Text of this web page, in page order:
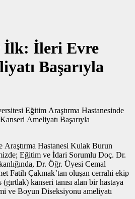
İlk: İleri Evre
Başarıyla
Eğitim Araştırma Hastanesinde
Ameliyatı Başarıyla
Hastanesi Kulak Burun
Eğitim ve İdari Sorumlu Doç. Dr.
Dr. Öğr. Üyesi Cemal
Fatih Çakmak’tan oluşan cerrahi ekip
kanseri tanısı alan bir hastaya
ve Boyun Diseksiyonu ameliyatı